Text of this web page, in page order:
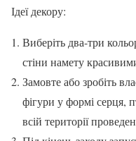
Ідеї декору:
Виберіть два-три
стіни намету
Замовте або зробіть
фігури у формі серця,
всій території